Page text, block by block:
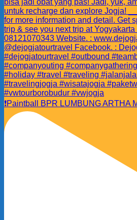
❗️Paintball BPR LUMBUNG ARTHA